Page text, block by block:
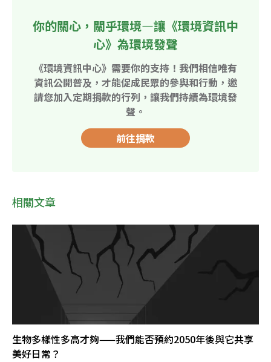
你的關心，關乎環境—讓《環境資訊中
心》為環境發聲
《環境資訊中心》需要你的支持！我們相信唯有
資訊公開普及，才能促成民眾的參與和行動，邀
請您加入定期捐款的行列，讓我們持續為環境發
聲。
前往捐款
相關文章
生物多樣性多高才夠——我們能否預約2050年後與它共享
美好日常？